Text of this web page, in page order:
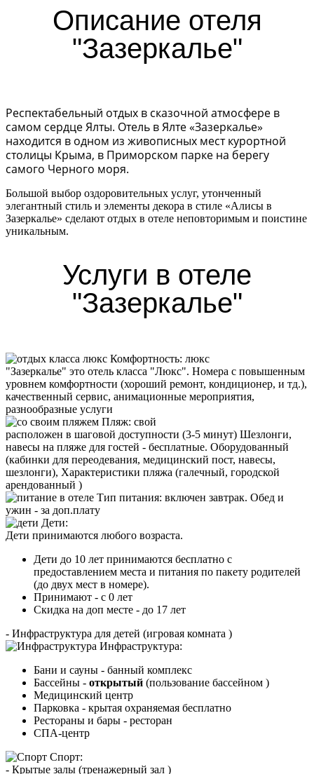
Описание отеля
"Зазеркалье"
Респектабельный отдых в сказочной атмосфере в
самом сердце Ялты. Отель в Ялте «Зазеркалье»
находится в одном из живописных мест курортной
столицы Крыма, в Приморском парке на берегу
самого Черного моря.
Большой выбор оздоровительных услуг, утонченный
элегантный стиль и элементы декора в стиле «Алисы в
Зазеркалье» сделают отдых в отеле неповторимым и поистине
уникальным.
Услуги в отеле
"Зазеркалье"
Комфортность: люкс
"Зазеркалье" это отель класса "Люкс". Номера с повышенным
уровнем комфортности (хороший ремонт, кондиционер, и тд.),
качественный сервис, анимационные мероприятия,
разнообразные услуги
Пляж: свой
расположен в шаговой доступности (3-5 минут) Шезлонги,
навесы на пляже для гостей - бесплатные. Оборудованный
(кабинки для переодевания, медицинский пост, навесы,
шезлонги), Характеристики пляжа (галечный, городской
арендованный )
Тип питания: включен завтрак. Обед и
ужин - за доп.плату
Дети:
Дети принимаются любого возраста.
Дети до 10 лет принимаются бесплатно с
предоставлением места и питания по пакету родителей
(до двух мест в номере).
Принимают - с 0 лет
Скидка на доп месте - до 17 лет
- Инфраструктура для детей (игровая комната )
Инфраструктура:
Бани и сауны - банный комплекс
Бассейны - открытый (пользование бассейном )
Медицинский центр
Парковка - крытая охраняемая бесплатно
Рестораны и бары - ресторан
СПА-центр
Спорт:
- Крытые залы (тренажерный зал )